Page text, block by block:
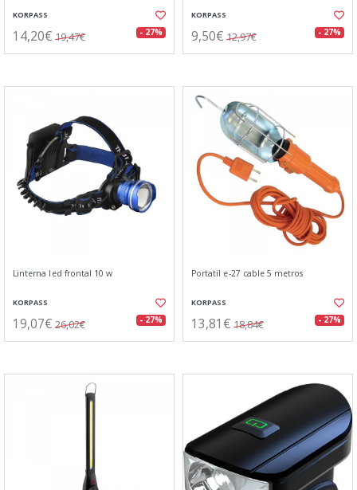
KORPASS
14,20€ 19,47€ - 27%
KORPASS
9,50€ 12,97€ - 27%
Linterna led frontal 10 w
KORPASS
19,07€ 26,02€ - 27%
Portatil e-27 cable 5 metros
KORPASS
13,81€ 18,84€ - 27%